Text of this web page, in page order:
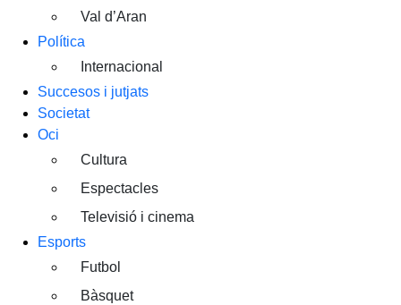
Val d’Aran
Política
Internacional
Succesos i jutjats
Societat
Oci
Cultura
Espectacles
Televisió i cinema
Esports
Futbol
Bàsquet